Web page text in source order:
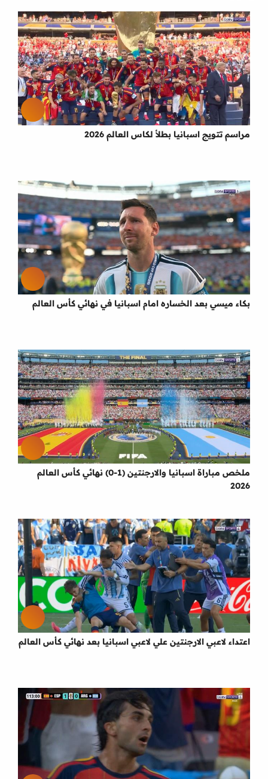
مراسم تتويج اسبانيا بطلأ لكاس العالم 2026
بكاء ميسي بعد الخساره امام اسبانيا في نهائي كأس العالم
ملخص مباراة اسبانيا والارجنتين (1-0) نهائي كأس العالم
2026
اعتداء لاعبي الارجنتين علي لاعبي اسبانيا بعد نهائي كأس العالم